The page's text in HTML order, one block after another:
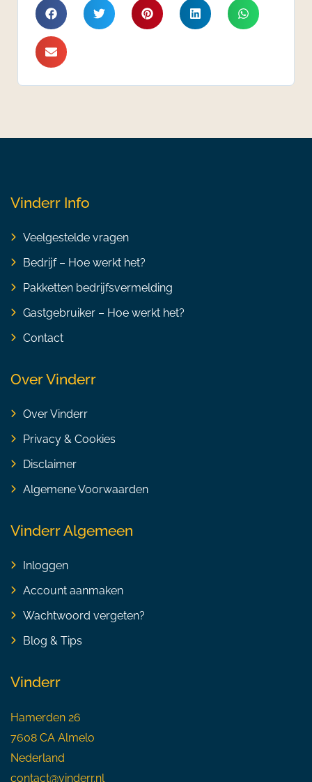
Vinderr Info
Veelgestelde vragen
Bedrijf – Hoe werkt het?
Pakketten bedrijfsvermelding
Gastgebruiker – Hoe werkt het?
Contact
Over Vinderr
Over Vinderr
Privacy & Cookies
Disclaimer
Algemene Voorwaarden
Vinderr Algemeen
Inloggen
Account aanmaken
Wachtwoord vergeten?
Blog & Tips
Vinderr
Hamerden 26
7608 CA Almelo
Nederland
contact@vinderr.nl